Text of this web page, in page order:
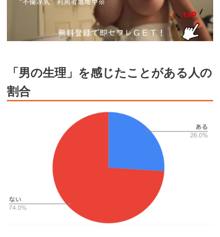
「男の生理」を感じたことがある人の
割合